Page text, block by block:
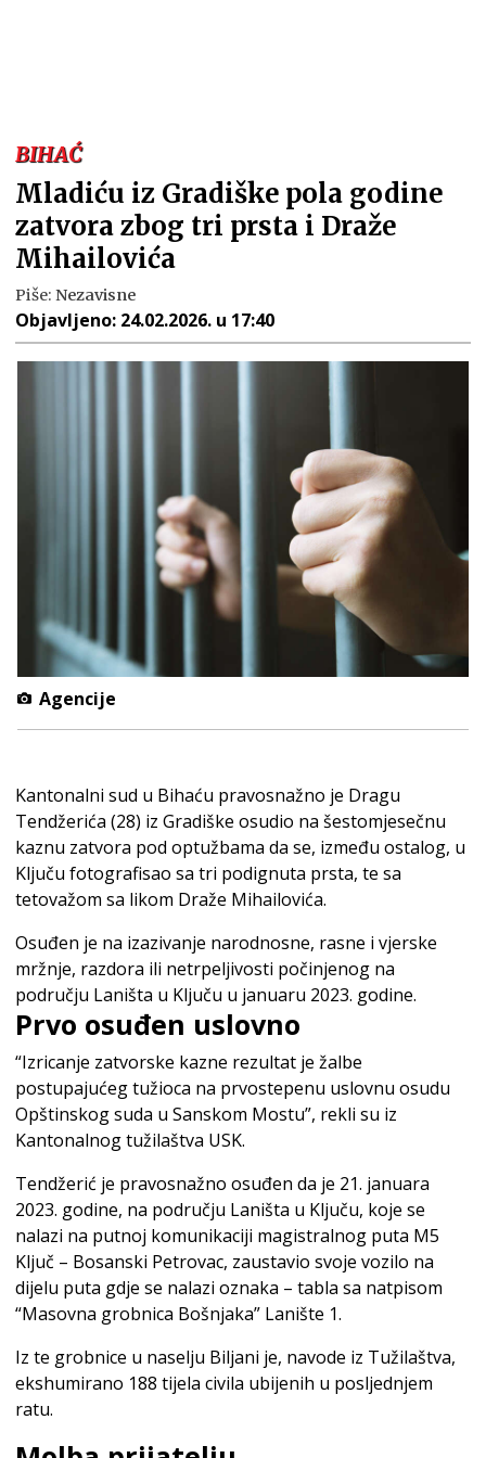
BIHAĆ
Mladiću iz Gradiške pola godine
zatvora zbog tri prsta i Draže
Mihailovića
Piše: Nezavisne
Objavljeno: 24.02.2026. u 17:40
Agencije
Kantonalni sud u Bihaću pravosnažno je Dragu
Tendžerića (28) iz Gradiške osudio na šestomjesečnu
kaznu zatvora pod optužbama da se, između ostalog, u
Ključu fotografisao sa tri podignuta prsta, te sa
tetovažom sa likom Draže Mihailovića.
Osuđen je na izazivanje narodnosne, rasne i vjerske
mržnje, razdora ili netrpeljivosti počinjenog na
području Laništa u Ključu u januaru 2023. godine.
Prvo osuđen uslovno
“Izricanje zatvorske kazne rezultat je žalbe
postupajućeg tužioca na prvostepenu uslovnu osudu
Opštinskog suda u Sanskom Mostu”, rekli su iz
Kantonalnog tužilaštva USK.
Tendžerić je pravosnažno osuđen da je 21. januara
2023. godine, na području Laništa u Ključu, koje se
nalazi na putnoj komunikaciji magistralnog puta M5
Ključ – Bosanski Petrovac, zaustavio svoje vozilo na
dijelu puta gdje se nalazi oznaka – tabla sa natpisom
“Masovna grobnica Bošnjaka” Lanište 1.
Iz te grobnice u naselju Biljani je, navode iz Tužilaštva,
ekshumirano 188 tijela civila ubijenih u posljednjem
ratu.